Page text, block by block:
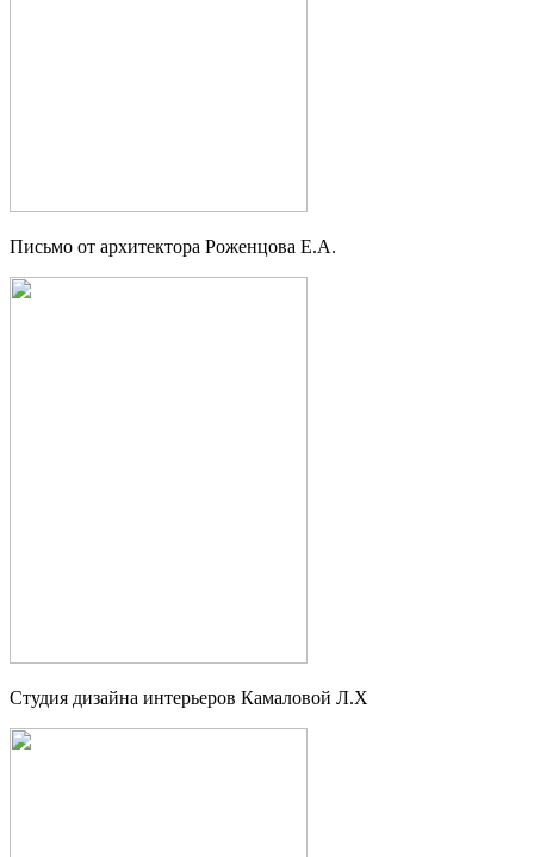
Письмо от архитектора Роженцова Е.А.
Студия дизайна интерьеров Камаловой Л.Х